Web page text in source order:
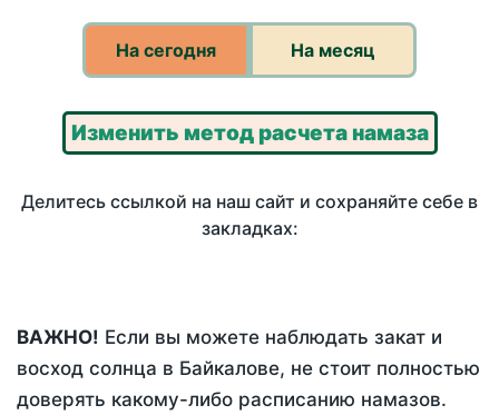
На сегодня На месяц
Изменить метод расчета намаза
Делитесь ссылкой на наш сайт и сохраняйте себе в
закладках:
ВАЖНО! Если вы можете наблюдать закат и
восход солнца в Байкалове, не стоит полностью
доверять какому-либо расписанию намазов.